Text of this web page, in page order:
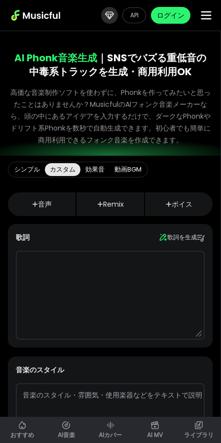
API ログイン
おすすめ AI音楽 AIカバー AI MV ライブラリ
AI Phonk音楽生成 ｜SNSでバズる重低音の
中毒系トラックを生成・商用利用OK
高価な音楽制作ソフトを使わずに、Phonkを作ってみたいと思っ
たことはありませんか？MusicfulのAIフォンク音楽メーカーな
ら、頭の中にあるアイデアを入力するだけで、ダークなPhonkや
ドリフト系Phonkを数秒で自動生成できます。初心者でも簡単に
商用利用できるフォンク音楽を作成できます。
シンプル カスタム 効果音 動画BGM
音声 Remix ボイス
歌詞 歌詞を生成
音楽のスタイル